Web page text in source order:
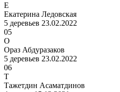
Е
Екатерина Ледовская
5 деревьев 23.02.2022
05
О
Ораз Абдуразаков
5 деревьев 23.02.2022
06
Т
Тажетдин Асаматдинов